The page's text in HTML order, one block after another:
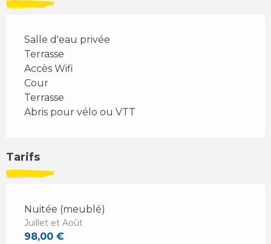
Salle d'eau privée
Terrasse
Accès Wifi
Cour
Terrasse
Abris pour vélo ou VTT
Tarifs
Nuitée (meublé)
Juillet et Août
98,00 €